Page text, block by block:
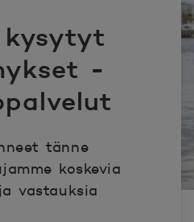
kysytyt
-
tänne
koskevia
vastauksia